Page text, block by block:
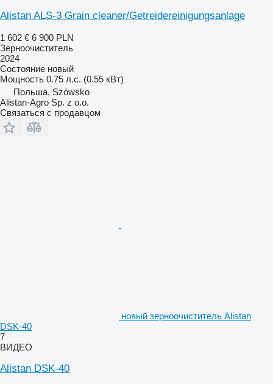
Alistan ALS-3 Grain cleaner/Getreidereinigungsanlage
1 602 € 6 900 PLN
Зерноочиститель
2024
Состояние новый
Мощность 0.75 л.с. (0.55 кВт)
Польша, Szówsko
Alistan-Agro Sp. z o.o.
Связаться с продавцом
новый зерноочиститель Alistan
DSK-40
7
ВИДЕО
Alistan DSK-40